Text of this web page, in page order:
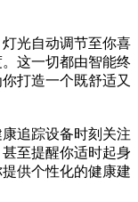
光自动调节至你喜
这一切都由智能终
打造一个既舒适又
追踪设备时刻关注
至提醒你适时起身
供个性化的健康建